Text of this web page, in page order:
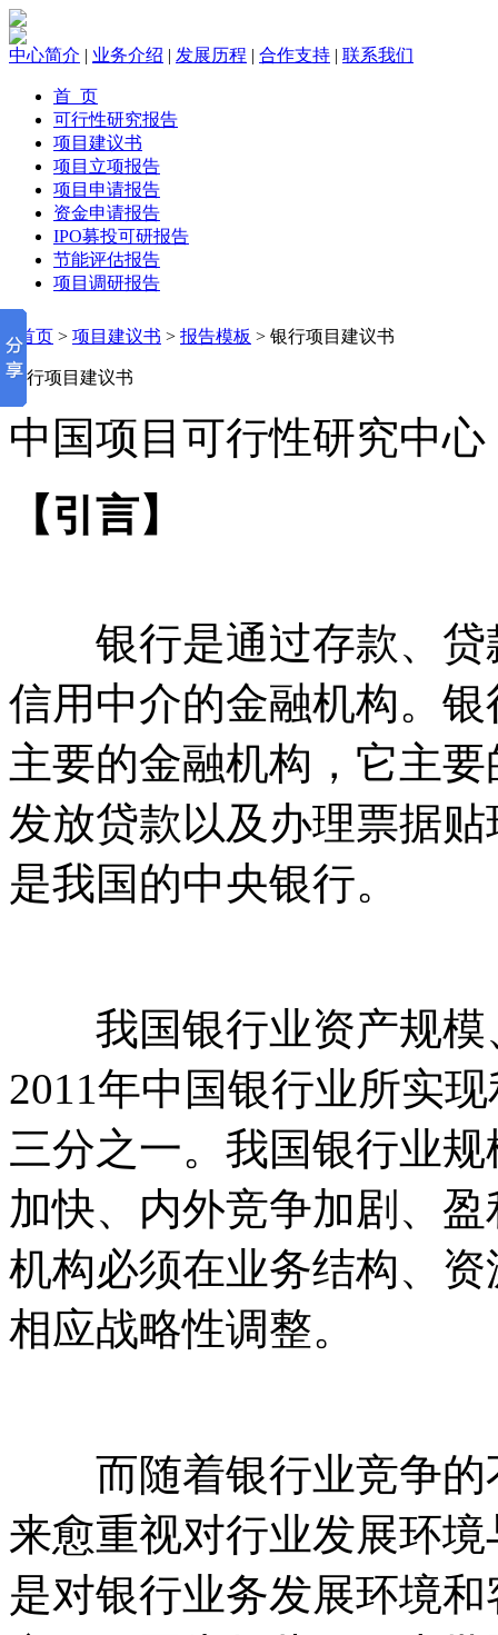
中心简介 | 业务介绍 | 发展历程 | 合作支持 | 联系我们
首 页
可行性研究报告
项目建议书
项目立项报告
项目申请报告
资金申请报告
IPO募投可研报告
节能评估报告
项目调研报告
首页 > 项目建议书 > 报告模板 > 银行项目建议书
银行项目建议书
中国项目可行性研究
【引言】
银行是通过存款、贷
信用中介的金融机构。
主要的金融机构，它主
发放贷款以及办理票据
是我国的中央银行。
我国银行业资产规模
2011年中国银行业所实
三分之一。我国银行业
加快、内外竞争加剧、
机构必须在业务结构、
相应战略性调整。
而随着银行业竞争的
来愈重视对行业发展环
是对银行业务发展环境